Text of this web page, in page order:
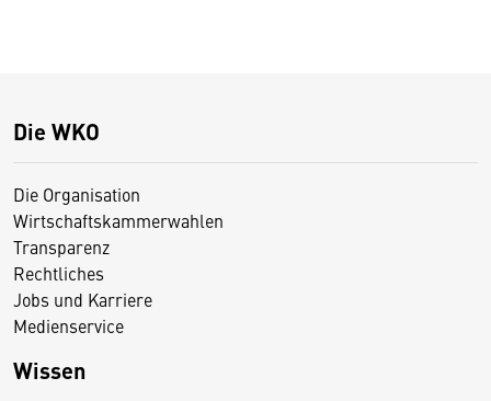
Die WKO
Die Organisation
Wirtschaftskammerwahlen
Transparenz
Rechtliches
Jobs und Karriere
Medienservice
Wissen